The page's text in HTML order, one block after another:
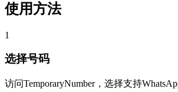
使用方法
1
选择号码
访问TemporaryNumber，选择支持